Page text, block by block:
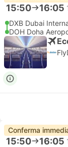
15:50 16:05
DXB Dubai
DOH Doha
Conferma
15:50 16:05